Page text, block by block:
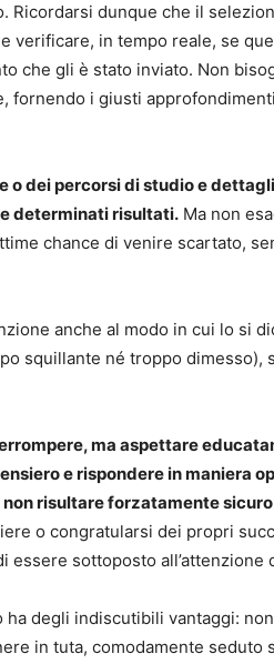
Ricordarsi dunque che il
verificare, in tempo reale, se
che gli è stato inviato. Non
fornendo i giusti
o dei percorsi di studio e
determinati risultati. Ma non
chance di venire scartato,
anche al modo in cui lo si
squillante né troppo dimesso),
ma aspettare
e rispondere in maniera
risultare forzatamente
o congratularsi dei propri
sottoposto all’attenzione
degli indiscutibili vantaggi:
in tuta, comodamente seduto